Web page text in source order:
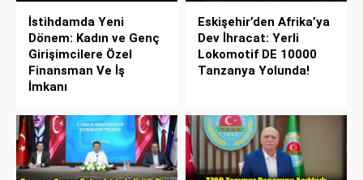
İstihdamda Yeni
Dönem: Kadın ve Genç
Girişimcilere Özel
Finansman Ve İş
İmkanı
Eskişehir’den Afrika’ya
Dev İhracat: Yerli
Lokomotif DE 10000
Tanzanya Yolunda!